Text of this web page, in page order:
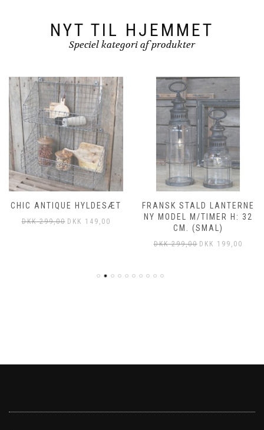
NYT TIL HJEMMET
Speciel kategori af produkter
CHIC ANTIQUE HYLDESÆT
DKK299,00 DKK 149,00
FRANSK STALD LANTERNE
NY MODEL M/TIMER H: 32
CM. (SMAL)
DKK299,00 DKK 199,00